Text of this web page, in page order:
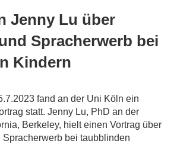
Jenny Lu über
Spracherwerb bei
Kindern
fand an der Uni Köln ein
statt. Jenny Lu, PhD an der
Berkeley, hielt einen Vortrag über
Spracherwerb bei taubblinden